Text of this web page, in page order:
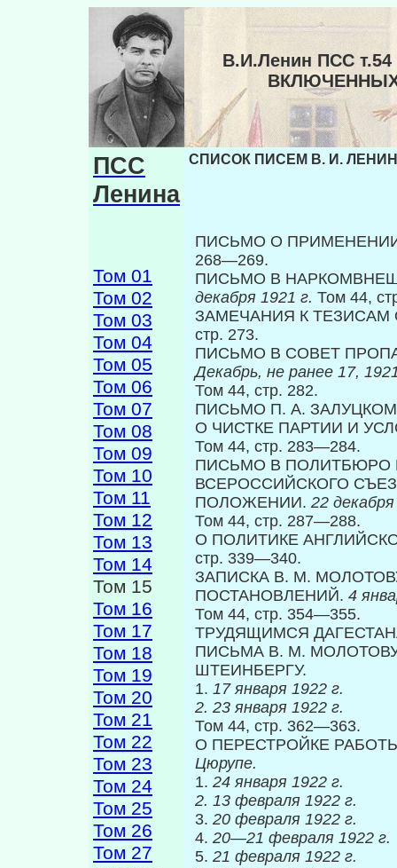
В.И.Ленин ПСС
ВКЛЮЧЕННЫХ
ПСС
Ленина
Том 01
Том 02
Том 03
Том 04
Том 05
Том 06
Том 07
Том 08
Том 09
Том 10
Том 11
Том 12
Том 13
Том 14
Том 15
Том 16
Том 17
Том 18
Том 19
Том 20
Том 21
Том 22
Том 23
Том 24
Том 25
Том 26
Том 27
СПИСОК ПИСЕМ В. И.
ПИСЬМО О
268—269.
ПИСЬМО В
декабря 1921 г. Том 44,
ЗАМЕЧАНИЯ К
стр. 273.
ПИСЬМО В СОВЕТ
Декабрь, не ранее 17,
Том 44, стр. 282.
ПИСЬМО П. А.
О ЧИСТКЕ ПАР­ТИИ И
Том 44, стр. 283—284.
ПИСЬМО В ПОЛИТБЮРО
ВСЕРОССИЙСКОГО
ПОЛОЖЕНИИ. 22
Том 44, стр. 287—288.
О ПОЛИТИКЕ
стр. 339—340.
ЗАПИСКА В. М.
ПОСТАНОВЛЕ­НИЙ. 4
Том 44, стр. 354—355.
ТРУДЯЩИМСЯ
ПИСЬМА В. М.
ШТЕИНБЕРГУ.
1. 17 января 1922 г.
2. 23 января 1922 г.
Том 44, стр. 362—363.
О ПЕРЕСТРОЙКЕ
Цюрупе.
1. 24 января 1922 г.
2. 13 февраля 1922 г.
3. 20 февраля 1922 г.
4. 20—21 февраля 1922 г.
5. 21 февраля 1922 г.